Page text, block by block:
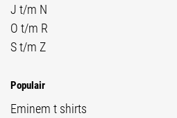
J t/m N
O t/m R
S t/m Z
Populair
Eminem t shirts